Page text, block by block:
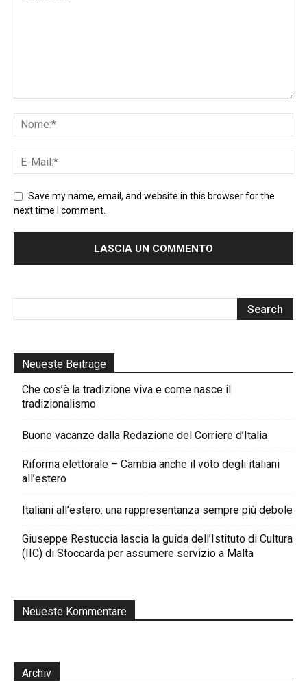
Save my name, email, and website in this browser for the
next time I comment.
Neueste Beiträge
Che cos’è la tradizione viva e come nasce il
tradizionalismo
Buone vacanze dalla Redazione del Corriere d’Italia
Riforma elettorale – Cambia anche il voto degli italiani
all’estero
Italiani all’estero: una rappresentanza sempre più debole
Giuseppe Restuccia lascia la guida dell’Istituto di Cultura
(IIC) di Stoccarda per assumere servizio a Malta
Neueste Kommentare
Archiv